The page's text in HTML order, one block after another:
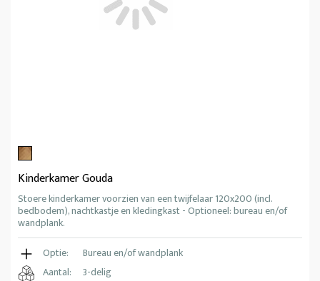
Kinderkamer Gouda
Stoere kinderkamer voorzien van een twijfelaar 120x200 (incl.
bedbodem), nachtkastje en kledingkast - Optioneel: bureau en/of
wandplank.
Optie:
Bureau en/of wandplank
Aantal:
3-delig